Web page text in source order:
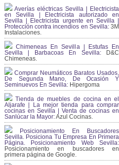
Averías eléctricas Sevilla | Electricista
en Sevilla | Electricista autorizado en
Sevilla | Electricista urgente en Sevilla |
Protección contra incendios en Sevilla:3M
Instalaciones.
Chimeneas En Sevilla | Estufas En
Sevilla | Barbacoas En Sevilla:D&C
Chimeneas.
Comprar Neumáticos Baratos Usados,
De Segunda Mano, De Ocasión Y
Seminuevos En Sevilla: Hipergoma
Tienda de muebles de cocina en el
Aljarafe | La mejor tienda para comprar
cocinas en Sevilla | Venta de cocinas en
Sanlúcar la Mayor:Azul Cocinas.
Posicionamiento En Buscadores
Sevilla. Posiciona Tu Empresa En Primera
Página. Posicionamiento Web Sevilla:
Posicionamiento en buscadores en
primera página de Google.